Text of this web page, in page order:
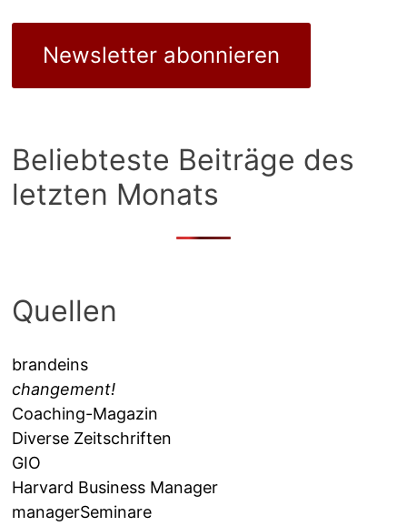
Newsletter abonnieren
Beliebteste Beiträge des
letzten Monats
Quellen
brandeins
changement!
Coaching-Magazin
Diverse Zeitschriften
GIO
Harvard Business Manager
managerSeminare